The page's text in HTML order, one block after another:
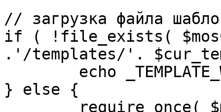
// загрузка файла
if ( !file_exists(
.'/templates/'.
} else {